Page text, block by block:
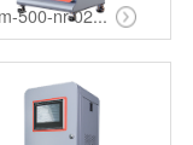
500-nr-02...